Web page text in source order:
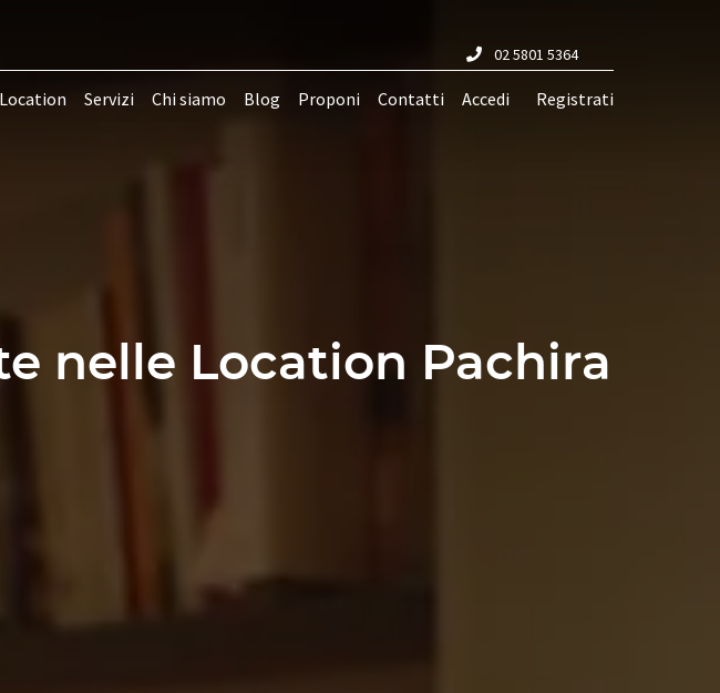
02 5801 5364
Location Servizi Chi siamo Blog Proponi Contatti Accedi Registrati
nelle Location Pachira